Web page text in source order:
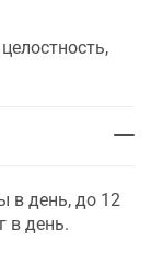
в день, до 12
в день.